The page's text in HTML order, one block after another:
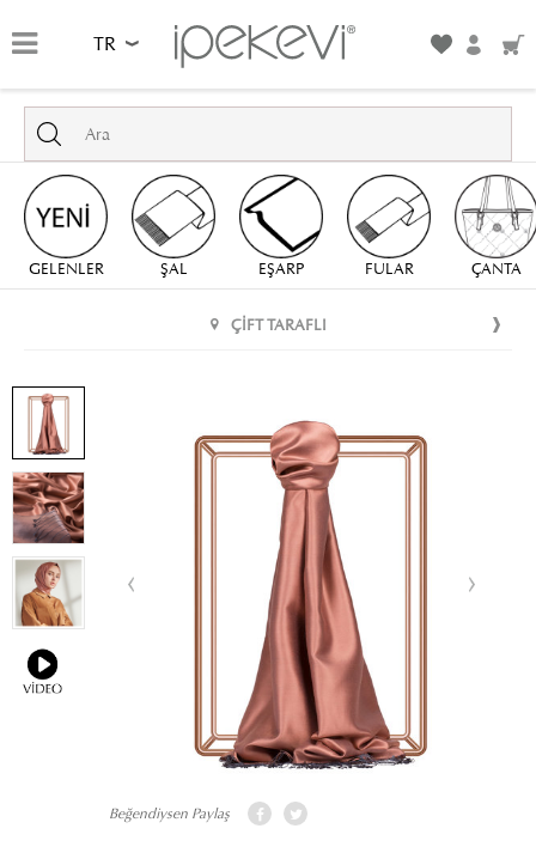
TR
GELENLER ŞAL EŞARP FULAR ÇANTA
ÇIFT TARAFLI
Beğendiysen Paylaş